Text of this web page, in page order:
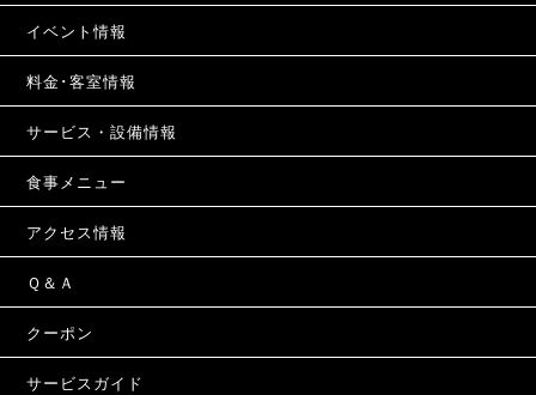
イベント情報
料金･客室情報
サービス・設備情報
食事メニュー
アクセス情報
Ｑ＆Ａ
クーポン
サービスガイド